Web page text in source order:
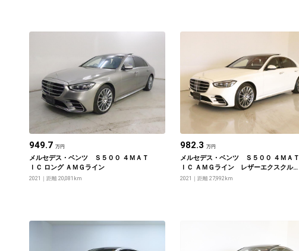
949.7 万円
メルセデス・ベンツ Ｓ５００ ４ＭＡＴ
ＩＣ ロング ＡＭＧライン
2021 距離 20,081km
982.3 万円
メルセデス・ベンツ Ｓ５００ ４ＭＡＴ
ＩＣ ＡＭＧライン レザーエクスクルー
シブパッケージ・ベーシックパッケージ
2021 距離 27,992km